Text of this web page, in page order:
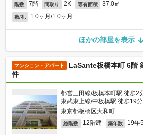
階数 7階 間取り 2K 専有面積 37.0㎡
敷/礼 1.0ヶ月/1.0ヶ月
ほかの部屋を表示
マンション・アパート
LaSante板橋本町 6階
件
都営三田線/板橋本町駅 徒歩2
東武東上線/中板橋駅 徒歩19分
東京都板橋区大和町
総階数 12階建 築年数 19年